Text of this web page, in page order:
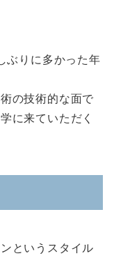
ぶりに多かった年
の技術的な面で
に来ていただく
というスタイル